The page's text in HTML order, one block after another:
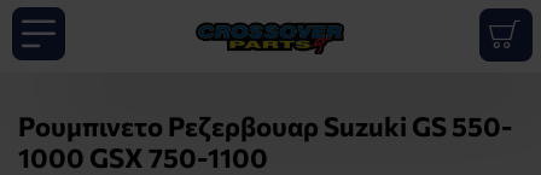
Ρουμπινετο Ρεζερβουαρ Suzuki GS 550-
1000 GSX 750-1100